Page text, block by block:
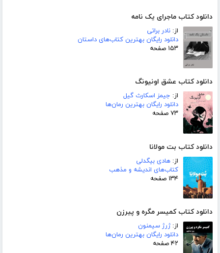
دانلود کتاب ماجرای یک نامه
از: نادر براتی
دانلود رایگان بهترین کتاب‌های داستان
۱۵۳ صفحه
دانلود کتاب عشق اونیونگ
از: جیمز اسکارث گیل
دانلود رایگان بهترین رمان‌ها
۷۳ صفحه
دانلود کتاب بت مولانا
از: هادی بیگدلی
کتاب‌های اندیشه و مذهب
۱۳۴ صفحه
دانلود کتاب کمیسر مگره و پیرزن
از:ژرژ سیمنون
دانلود رایگان بهترین رمان‌ها
۴۲ صفحه